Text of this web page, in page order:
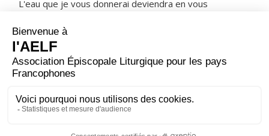
L'eau que je vous donnerai deviendra en vous
ORAISON
Dieu éternel et tout-puissant, nous implorons avec plus
révèle davantage : puisque tu nous as dégagés de nos
erreurs, fais-nous adhérer plus fermement à la vérité.